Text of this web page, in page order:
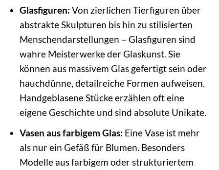
Glasfiguren: Von zierlichen Tierfiguren über
abstrakte Skulpturen bis hin zu stilisierten
Menschendarstellungen – Glasfiguren sind
wahre Meisterwerke der Glaskunst. Sie
können aus massivem Glas gefertigt sein oder
hauchdünne, detailreiche Formen aufweisen.
Handgeblasene Stücke erzählen oft eine
eigene Geschichte und sind absolute Unikate.
Vasen aus farbigem Glas: Eine Vase ist mehr
als nur ein Gefäß für Blumen. Besonders
Modelle aus farbigem oder strukturiertem